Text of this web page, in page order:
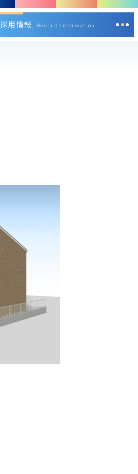
採用情報 Recruit Information